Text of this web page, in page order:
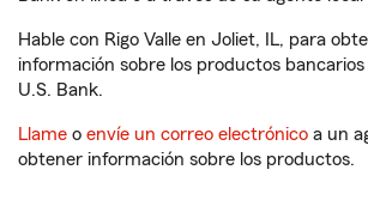
Hable con Rigo Valle en Joliet, IL, para
información sobre los productos bancarios
U.S. Bank.
Llame o envíe un correo electrónico a un
obtener información sobre los productos.